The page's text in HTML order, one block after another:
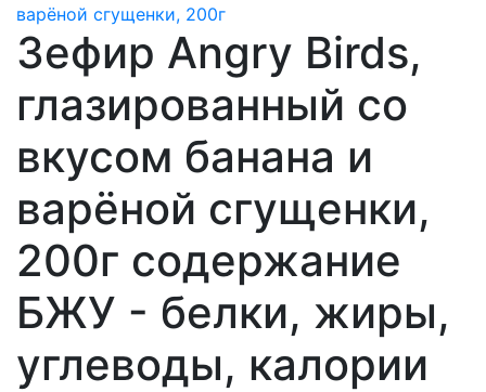
варёной сгущенки, 200г
Зефир Angry Birds,
глазированный со
вкусом банана и
варёной сгущенки,
200г содержание
БЖУ - белки, жиры,
углеводы, калории